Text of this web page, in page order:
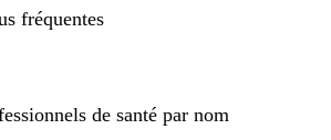
fréquentes
de santé par nom